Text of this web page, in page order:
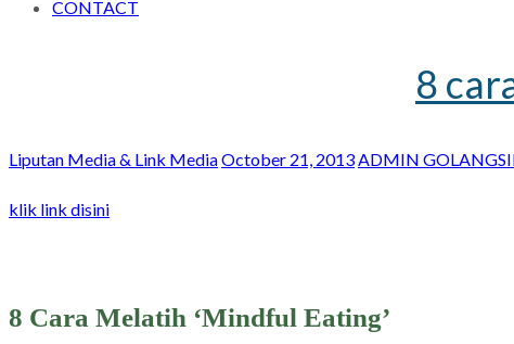
CONTACT
8
Liputan Media & Link MediaOctober 21, 2013 ADMIN
klik link disini
8 Cara Melatih ‘Mindful Eating’